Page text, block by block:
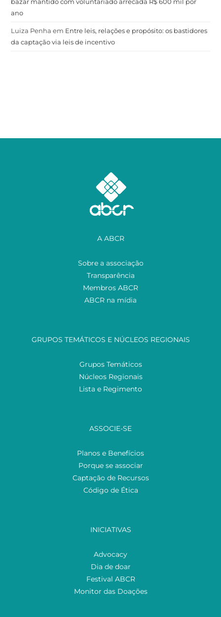
ano
Luiza Penha em Entre leis, relações e propósito: os bastidores
da captação via leis de incentivo
A ABCR
Sobre a associação
Transparência
Membros ABCR
ABCR na mídia
GRUPOS TEMÁTICOS E NÚCLEOS REGIONAIS
Grupos Temáticos
Núcleos Regionais
Lista e Regimento
ASSOCIE-SE
Planos e Benefícios
Porque se associar
Captação de Recursos
Código de Ética
INICIATIVAS
Advocacy
Dia de doar
Festival ABCR
Monitor das Doações